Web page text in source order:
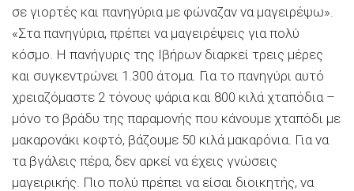
σε γιορτές και πανηγύρια με φώναζαν να μαγειρέψω».
«Στα πανηγύρια, πρέπει να μαγειρέψεις για πολύ
κόσμο. Η πανήγυρις της Ιβήρων διαρκεί τρεις μέρες
και συγκεντρώνει 1.300 άτομα. Για το πανηγύρι αυτό
χρειαζόμαστε 2 τόνους ψάρια και 800 κιλά χταπόδια –
μόνο το βράδυ της παραμονής που κάνουμε χταπόδι με
μακαρονάκι κοφτό, βάζουμε 50 κιλά μακαρόνια. Για να
τα βγάλεις πέρα, δεν αρκεί να έχεις γνώσεις
μαγειρικής. Πιο πολύ πρέπει να είσαι διοικητής, να